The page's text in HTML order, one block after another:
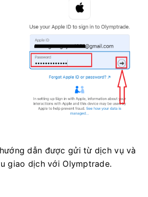
dẫn được gửi từ dịch vụ và
giao dịch với Olymptrade.